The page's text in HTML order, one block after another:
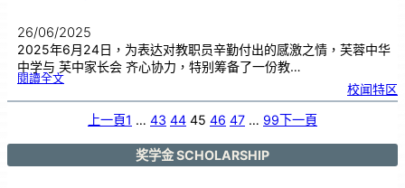
26/06/2025
2025年6月24日，为表达对教职员辛勤付出的感激之情，芙蓉中华
中学与 芙中家长会 齐心协力，特别筹备了一份教…
閱讀全文:教
献
您
，
相
校闻特区
上一頁1 … 43 44 45 46 47 … 99下一頁
奖学金 SCHOLARSHIP